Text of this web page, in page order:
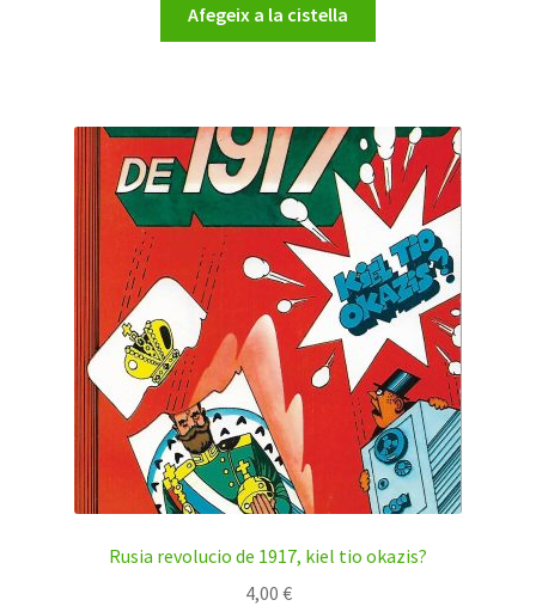
Afegeix a la cistella
Rusia revolucio de 1917, kiel tio okazis?
4,00 €